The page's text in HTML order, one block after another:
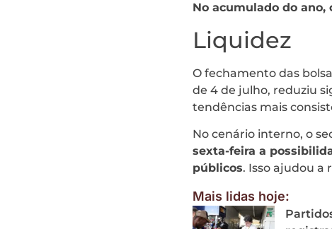
No acumulado do ano,
Liquidez
O fechamento das
de 4 de julho, reduziu
tendências mais
No cenário interno, o
sexta-feira a
públicos. Isso ajudou a
Mais lidas hoje: